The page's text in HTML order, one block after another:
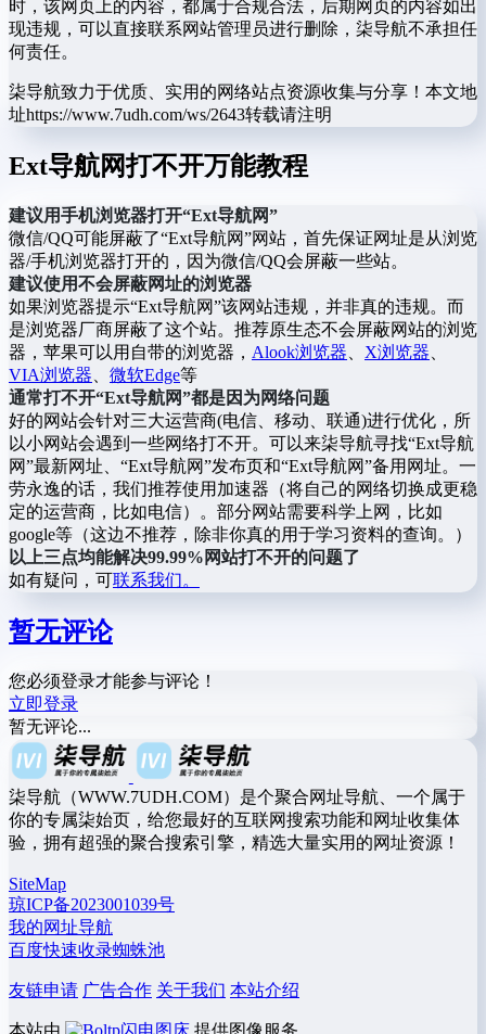
时，该网页上的内容，都属于合规合法，后期网页的内容如出
现违规，可以直接联系网站管理员进行删除，柒导航不承担任
何责任。
柒导航致力于优质、实用的网络站点资源收集与分享！ 本文地
址https://www.7udh.com/ws/2643转载请注明
Ext导航网打不开万能教程
建议用手机浏览器打开“Ext导航网”
微信/QQ可能屏蔽了“Ext导航网”网站，首先保证网址是从浏览
器/手机浏览器打开的，因为微信/QQ会屏蔽一些站。
建议使用不会屏蔽网址的浏览器
如果浏览器提示“Ext导航网”该网站违规，并非真的违规。而
是浏览器厂商屏蔽了这个站。推荐原生态不会屏蔽网站的浏览
器，苹果可以用自带的浏览器， Alook浏览器 X浏览器
VIA浏览器
微软Edge等
通常打不开“Ext导航网”都是因为网络问题
好的网站会针对三大运营商(电信、移动、联通)进行优化，所
以小网站会遇到一些网络打不开。可以来柒导航寻找“Ext导航
网”最新网址、“Ext导航网”发布页和“Ext导航网”备用网址。一
劳永逸的话，我们推荐使用加速器（将自己的网络切换成更稳
定的运营商，比如电信）。部分网站需要科学上网，比如
google等（这边不推荐，除非你真的用于学习资料的查询。）
以上三点均能解决99.99%网站打不开的问题了
如有疑问，可联系我们。
暂无评论
您必须登录才能参与评论！
立即登录
暂无评论...
柒导航（WWW.7UDH.COM）是个聚合网址导航、一个属于
你的专属柒始页，给您最好的互联网搜索功能和网址收集体
验，拥有超强的聚合搜索引擎，精选大量实用的网址资源！
SiteMap
琼ICP备2023001039号
我的网址导航
百度快速收录蜘蛛池
友链申请 广告合作 关于我们 本站介绍
本站由 闪电图床 提供图像服务